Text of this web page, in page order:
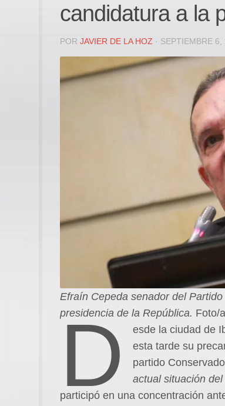
candidatura a la
POR JAVIER DE LA HOZ · SEPTIEMBRE 6,
Efraín Cepeda senador del
presidencia de la República. Foto/
D
esde la ciudad de
esta tarde su
partido
actual situación
participó en una concentración